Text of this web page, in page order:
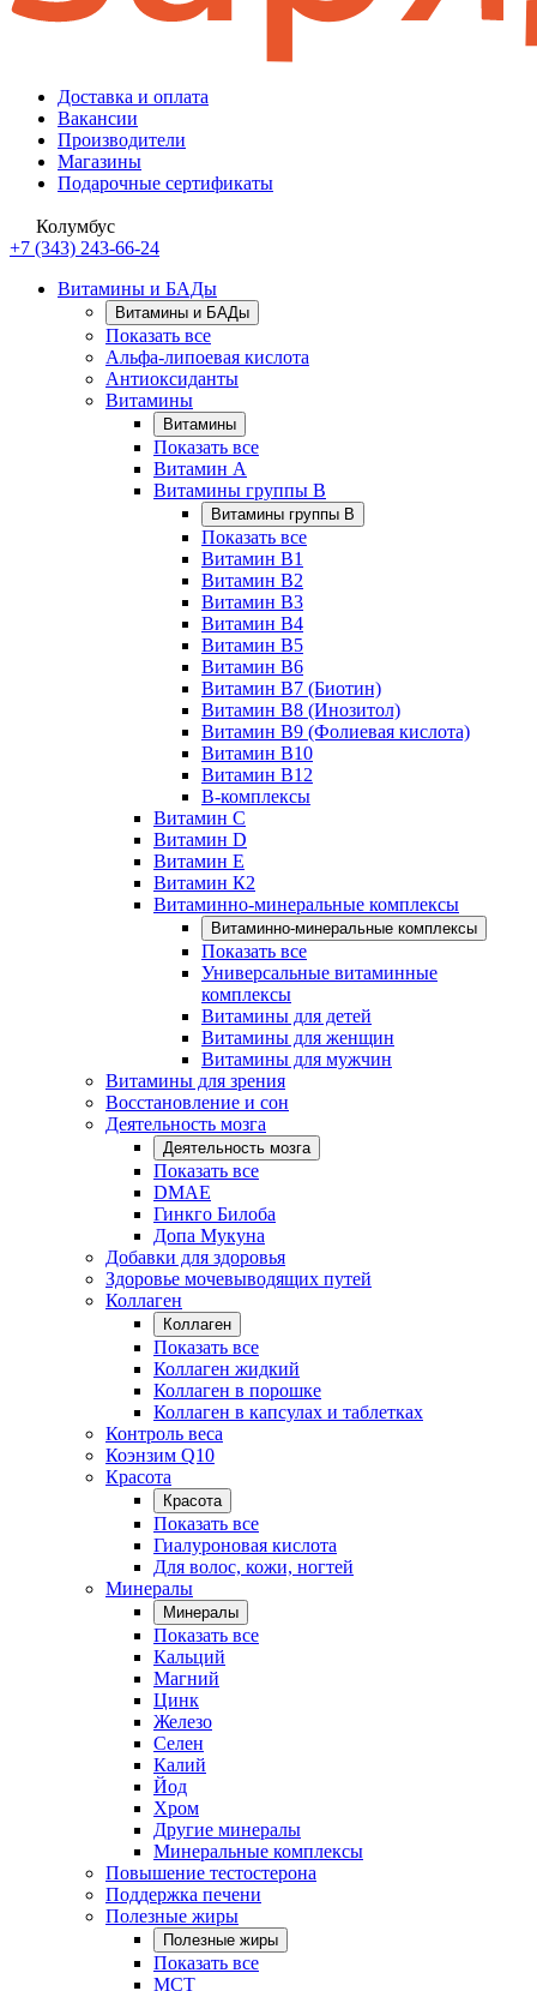
Доставка и оплата
Вакансии
Производители
Магазины
Подарочные сертификаты
Колумбус
+7 (343) 243-66-24
Витамины и БАДы
Витамины и БАДы
Показать все
Альфа-липоевая кислота
Антиоксиданты
Витамины
Витамины
Показать все
Витамин A
Витамины группы B
Витамины группы B
Показать все
Витамин B1
Витамин B2
Витамин B3
Витамин B4
Витамин B5
Витамин B6
Витамин B7 (Биотин)
Витамин B8 (Инозитол)
Витамин B9 (Фолиевая кислота)
Витамин B10
Витамин B12
B-комплексы
Витамин C
Витамин D
Витамин E
Витамин К2
Витаминно-минеральные комплексы
Витаминно-минеральные комплексы
Показать все
Универсальные витаминные
комплексы
Витамины для детей
Витамины для женщин
Витамины для мужчин
Витамины для зрения
Восстановление и сон
Деятельность мозга
Деятельность мозга
Показать все
DMAE
Гинкго Билоба
Допа Мукуна
Добавки для здоровья
Здоровье мочевыводящих путей
Коллаген
Коллаген
Показать все
Коллаген жидкий
Коллаген в порошке
Коллаген в капсулах и таблетках
Контроль веса
Коэнзим Q10
Красота
Красота
Показать все
Гиалуроновая кислота
Для волос, кожи, ногтей
Минералы
Минералы
Показать все
Кальций
Магний
Цинк
Железо
Селен
Калий
Йод
Хром
Другие минералы
Минеральные комплексы
Повышение тестостерона
Поддержка печени
Полезные жиры
Полезные жиры
Показать все
MCT